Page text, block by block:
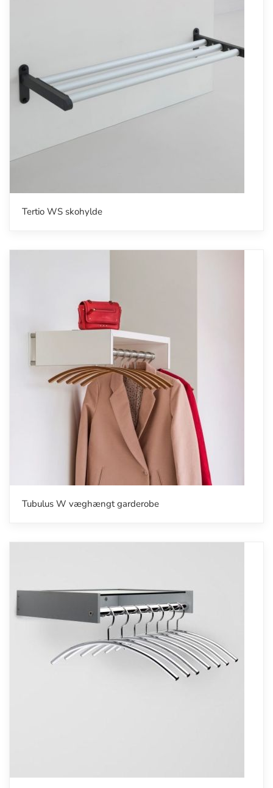
Tertio WS skohylde
Tubulus W væghængt garderobe